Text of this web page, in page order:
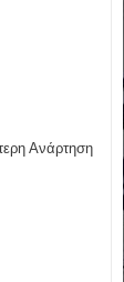
Ανάρτηση